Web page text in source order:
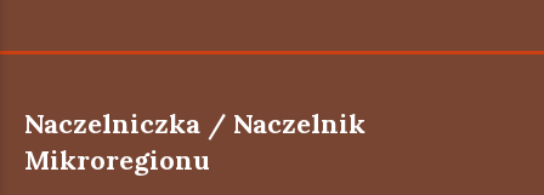
Naczelniczka / Naczelnik
Mikroregionu